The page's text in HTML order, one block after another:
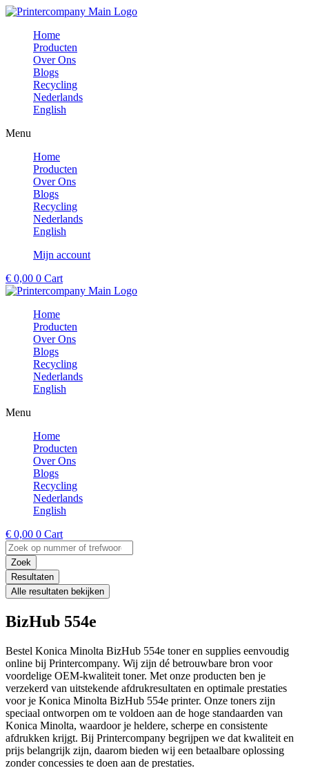
Ga
inhoud
Home
Producten
Over Ons
Blogs
Recycling
Nederlands
English
Menu
Home
Producten
Over Ons
Blogs
Recycling
Nederlands
English
Mijn account
€ 0,00 0 Cart
Home
Producten
Over Ons
Blogs
Recycling
Nederlands
English
Menu
Home
Producten
Over Ons
Blogs
Recycling
Nederlands
English
€ 0,00 0 Cart
Search
...Zoek
Resultaten
Alle resultaten bekijken
BizHub 554e
Bestel Konica Minolta BizHub 554e toner en supplies eenvoudig
online bij Printercompany. Wij zijn dé betrouwbare bron voor
voordelige OEM-kwaliteit toner. Met onze producten ben je
verzekerd van uitstekende afdrukresultaten en optimale prestaties
voor je Konica Minolta BizHub 554e printer. Onze toners zijn
speciaal ontworpen om te voldoen aan de hoge standaarden van
Konica Minolta, waardoor je heldere, scherpe en consistente
afdrukken krijgt. Bij Printercompany begrijpen we dat kwaliteit en
prijs belangrijk zijn, daarom bieden wij een betaalbare oplossing
zonder concessies te doen aan de prestaties.